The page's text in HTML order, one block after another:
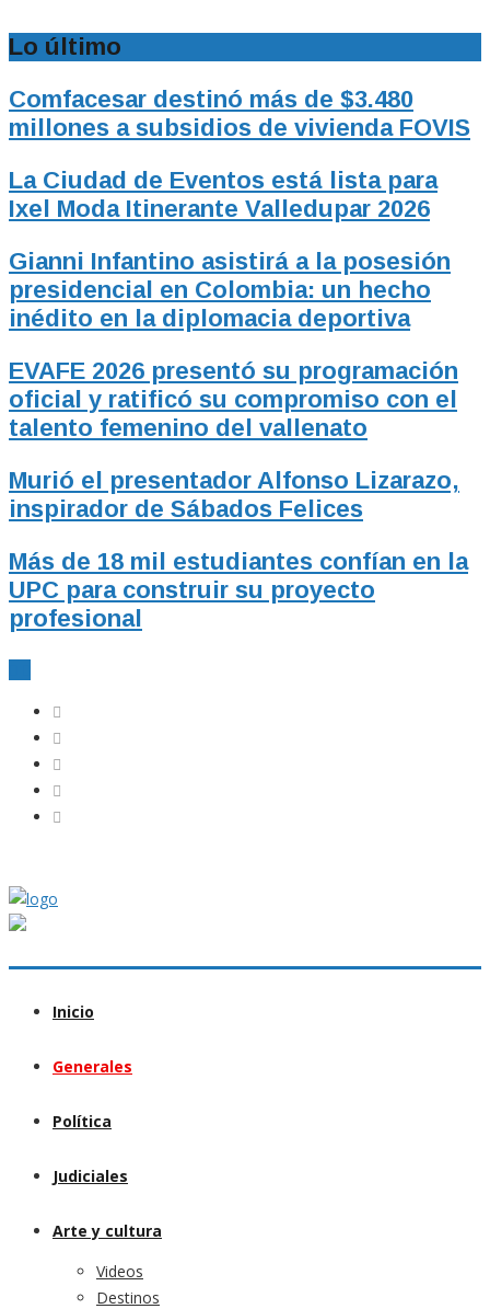
Lo último
Comfacesar destinó más de $3.480
millones a subsidios de vivienda FOVIS
La Ciudad de Eventos está lista para
Ixel Moda Itinerante Valledupar 2026
Gianni Infantino asistirá a la posesión
presidencial en Colombia: un hecho
inédito en la diplomacia deportiva
EVAFE 2026 presentó su programación
oficial y ratificó su compromiso con el
talento femenino del vallenato
Murió el presentador Alfonso Lizarazo,
inspirador de Sábados Felices
Más de 18 mil estudiantes confían en la
UPC para construir su proyecto
profesional
Inicio
Generales
Política
Judiciales
Arte y cultura
Videos
Destinos